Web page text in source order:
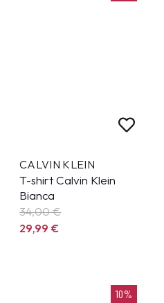
CALVIN KLEIN
T-shirt Calvin Klein
Bianca
34,00 €
29,99€
10%